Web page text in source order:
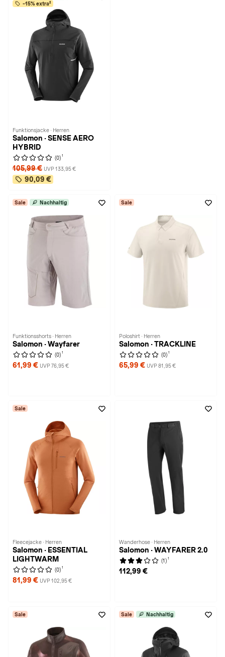
-15% extra²
Funktionsjacke · Herren
Salomon · SENSE AERO
HYBRID
(0) 1
105,99 € UVP 133,95 €
90,09 €
Sale Nachhaltig
Funktionsshorts · Herren
Salomon · Wayfarer
(0) 1
61,99 € UVP 76,95 €
Sale
Poloshirt · Herren
Salomon · TRACKLINE
(0) 1
65,99 € UVP 81,95 €
Sale
Fleecejacke · Herren
Salomon · ESSENTIAL
LIGHTWARM
(0) 1
81,99 € UVP 102,95 €
Wanderhose · Herren
Salomon · WAYFARER 2.0
(1) 1
112,99 €
Sale Sale Nachhaltig